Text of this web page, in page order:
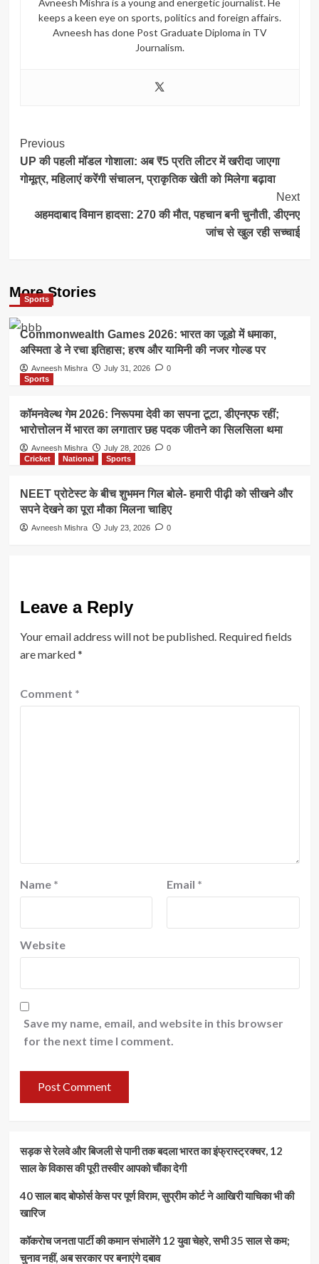
keeps a keen eye on sports, politics and foreign affairs.
Avneesh has done Post Graduate Diploma in TV
Journalism.
Post
Navigation
Previous
UP की पहली मॉडल गोशाला: अब ₹5 प्रति लीटर में खरीदा जाएगा
गोमूत्र, महिलाएं करेंगी संचालन, प्राकृतिक खेती को मिलेगा बढ़ावा
Next
अहमदाबाद विमान हादसा: 270 की मौत, पहचान बनी चुनौती, डीएनए
जांच से खुल रही सच्चाई
More Stories
Sports
Commonwealth Games 2026: भारत का जूडो में धमाका,
अस्मिता डे ने रचा इतिहास; हरष और यामिनी की नजर गोल्ड पर
Avneesh Mishra July 31, 2026
0
Sports
कॉमनवेल्थ गेम 2026: निरूपमा देवी का सपना टूटा, डीएनएफ रहीं;
भारोत्तोलन में भारत का लगातार छह पदक जीतने का सिलसिला थमा
Avneesh Mishra July 28, 2026
0
Cricket
National Sports
NEET प्रोटेस्ट के बीच शुभमन गिल बोले- हमारी पीढ़ी को सीखने और
सपने देखने का पूरा मौका मिलना चाहिए
Avneesh Mishra July 23, 2026 0
Leave a Reply
Your email address will not be published. Required fields
are marked*
Comment *
Name * Email *
Website
Save my name, email, and website in this browser
for the next time I comment.
सड़क से रेलवे और बिजली से पानी तक बदला भारत का इंफ्रास्ट्रक्चर, 12
साल के विकास की पूरी तस्वीर आपको चौंका देगी
40 साल बाद बोफोर्स केस पर पूर्ण विराम, सुप्रीम कोर्ट ने आखिरी याचिका भी की
खारिज
कॉकरोच जनता पार्टी की कमान संभालेंगे 12 युवा चेहरे, सभी 35 साल से कम;
चुनाव नहीं, अब सरकार पर बनाएंगे दबाव